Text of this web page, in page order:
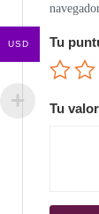
Tu
Tu
USD